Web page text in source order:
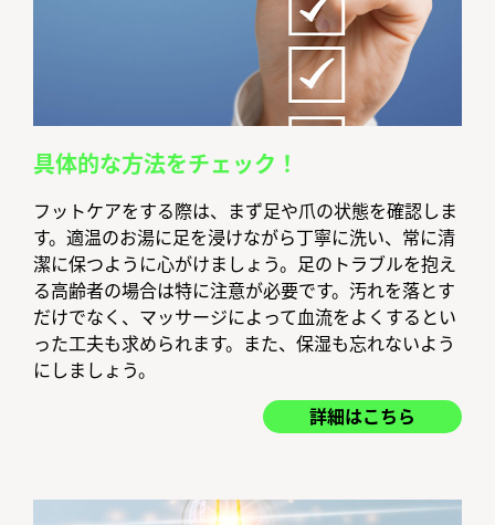
具体的な方法をチェック！
フットケアをする際は、まず足や爪の状態を確認しま
す。適温のお湯に足を浸けながら丁寧に洗い、常に清
潔に保つように心がけましょう。足のトラブルを抱え
る高齢者の場合は特に注意が必要です。汚れを落とす
だけでなく、マッサージによって血流をよくするとい
った工夫も求められます。また、保湿も忘れないよう
にしましょう。
詳細はこちら